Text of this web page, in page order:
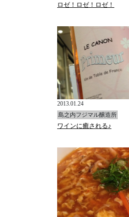
ロゼ！ロゼ！ロゼ！
2013.01.24
島之内フジマル醸造所
ワインに癒される♪